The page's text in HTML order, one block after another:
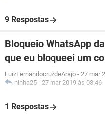
9 Respostas
Bloqueio WhatsApp
que eu bloqueei um
LuizFernandocruzdeArajo - 27 mar
ninha25 - 27 mar 2019 às 08:46
1 Respostas